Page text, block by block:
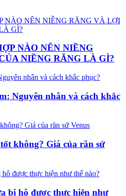
NÀO NÊN NIỀNG
NIỀNG RĂNG LÀ GÌ?
Nguyên nhân và cách khắc
không? Giá của răn sứ
bị hô được thực hiện như